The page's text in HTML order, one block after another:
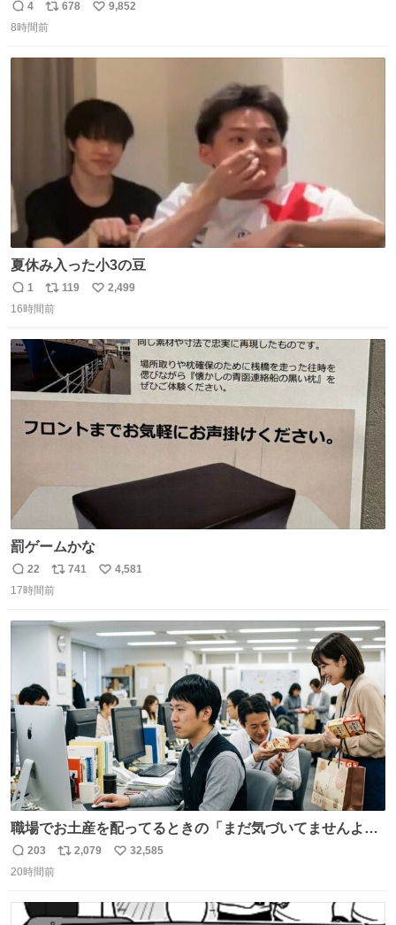
ぽ置き場係になっている
返
信
4
リ
ポ
678
い
9,852
8時間前
夏休み入った小3の豆
返
信
1
リ
ポ
ト
数
119
い
数
2,499
16時間前
罰ゲームかな
返
信
22
リ
ポ
ト
数
741
い
数
4,581
17時間前
職場でお土産を配ってるときの「まだ気づいてませんよ」
的な演技が毎回シンドい。
返
信
203
リ
ト
2,079
い
数
32,585
20時間前